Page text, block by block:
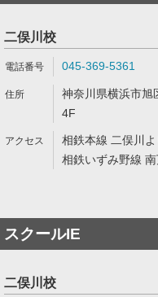
二俣川校
045-369-5361
神奈川県横浜市旭
4F
相鉄本線 二俣川
相鉄いずみ野線
スクールIE
二俣川校